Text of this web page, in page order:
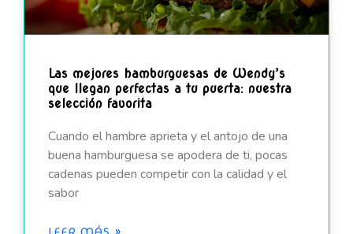
Las mejores hamburguesas de Wendy’s
que llegan perfectas a tu puerta: nuestra
selección favorita
Cuando el hambre aprieta y el antojo de una
buena hamburguesa se apodera de ti, pocas
cadenas pueden competir con la calidad y el
sabor